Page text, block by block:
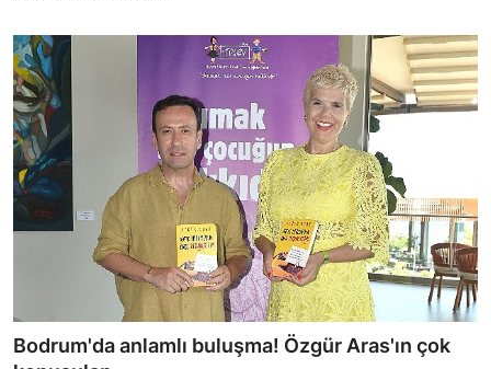
Bodrum'da anlamlı buluşma! Özgür Aras'ın çok